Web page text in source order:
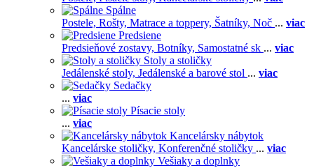
Spálne
Postele, Rošty, Matrace a toppery, Šatníky, Noč ... viac
Predsiene
Predsieňové zostavy, Botníky, Samostatné sk ... viac
Stoly a stoličky
Jedálenské stoly, Jedálenské a barové stol ... viac
Sedačky
... viac
Písacie stoly
... viac
Kancelársky nábytok
Kancelárske stoličky, Konferenčné stoličky ... viac
Vešiaky a doplnky